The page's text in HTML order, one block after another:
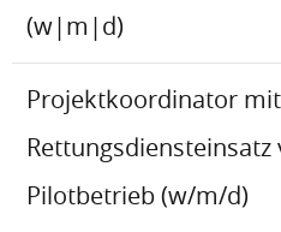
(w|m|d)
Projektkoordinator
Rettungsdiensteinsatz
Pilotbetrieb (w/m/d)